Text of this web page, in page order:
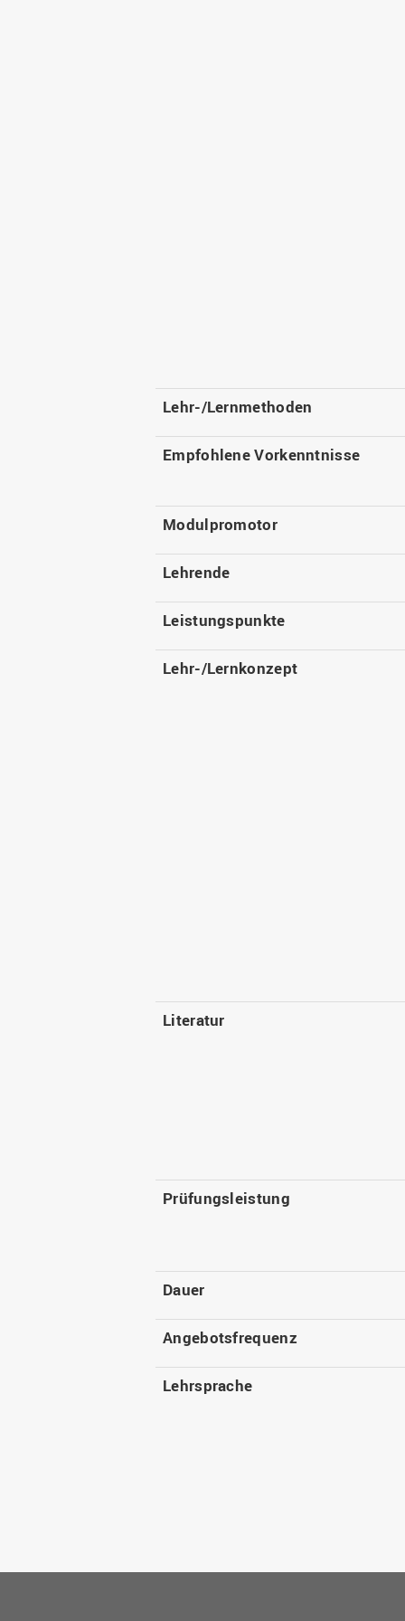
Lehr-/Lernmethoden
Empfohlene Vorkenntnisse
Modulpromotor
Lehrende
Leistungspunkte
Lehr-/Lernkonzept
Literatur
Prüfungsleistung
Dauer
Angebotsfrequenz
Lehrsprache